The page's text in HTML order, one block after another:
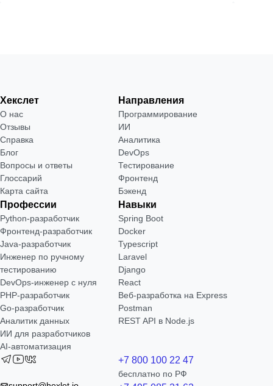
Хекслет
О нас
Отзывы
Справка
Блог
Вопросы и ответы
Глоссарий
Карта сайта
Направления
Программирование
ИИ
Аналитика
DevOps
Тестирование
Фронтенд
Бэкенд
Профессии
Python-разработчик
Фронтенд-разработчик
Java-разработчик
Инженер по ручному
тестированию
DevOps-инженер с нуля
РНР-разработчик
Go-разработчик
Аналитик данных
ИИ для разработчиков
AI-автоматизация
Навыки
Spring Boot
Docker
Typescript
Laravel
Django
React
Веб-разработка на Express
Postman
REST API в Node.js
+7 800 100 22 47
бесплатно по РФ